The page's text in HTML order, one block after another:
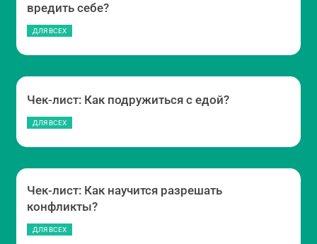
вредить себе?
ДЛЯ ВСЕХ
Чек-лист: Как подружиться с едой?
ДЛЯ ВСЕХ
Чек-лист: Как научится разрешать
конфликты?
ДЛЯ ВСЕХ